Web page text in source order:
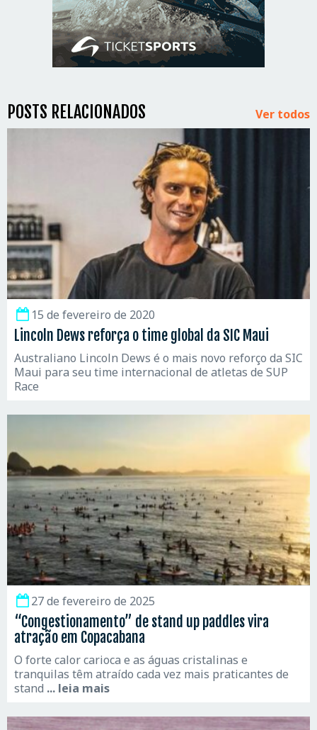
POSTS RELACIONADOS Ver todos
15 de fevereiro de 2020
Lincoln Dews reforça o time global da SIC Maui
Australiano Lincoln Dews é o mais novo reforço da SIC
Maui para seu time internacional de atletas de SUP
Race
27 de fevereiro de 2025
“Congestionamento” de stand up paddles vira
atração em Copacabana
O forte calor carioca e as águas cristalinas e
tranquilas têm atraído cada vez mais praticantes de
stand ... leia mais